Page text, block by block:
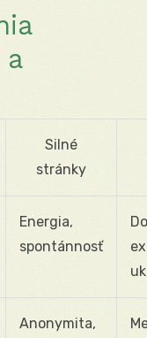
a
Silné
stránky
Energia,
spontánnosť
Anonymita,